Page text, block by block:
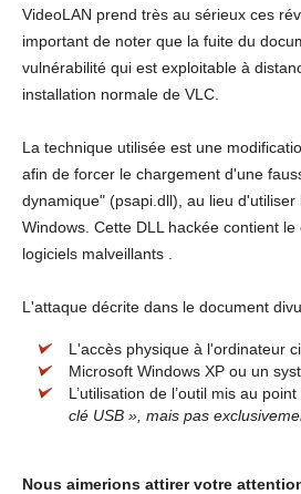
VideoLAN prend très au sérieux ces
important de noter que la fuite du
vulnérabilité qui est exploitable à
installation normale de VLC.
La technique utilisée est une
afin de forcer le chargement d'une
dynamique" (psapi.dll), au lieu d'utiliser
Windows. Cette DLL hackée contient
logiciels malveillants .
L'attaque décrite dans le document
L'accès physique à l'ordinateur
Microsoft Windows XP ou un
L’utilisation de l’outil mis au
clé USB », mais pas
Nous aimerions attirer votre